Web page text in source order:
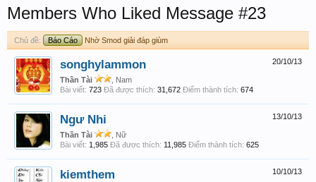
Members Who Liked Message #23
Chủ đề: Báo Cáo Nhờ Smod giải đáp giùm
20/10/13
songhylammon
Thần Tài
, Nam
Bài viết: 723 Đã được thích: 31,672 Điểm thành tích: 674
13/10/13
Ngư Nhi
Thần Tài
, Nữ
Bài viết: 1,985 Đã được thích: 11,985 Điểm thành tích: 625
10/10/13
kiemthem